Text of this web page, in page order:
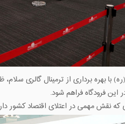
این فرودگاه فراهم شود.
نقش مهمی در اعتلای اقتصاد کشور